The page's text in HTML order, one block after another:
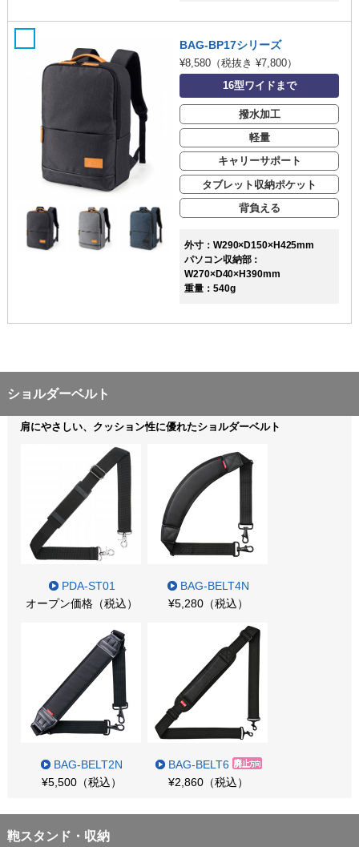
BAG-BP17シリーズ
¥8,580 （税抜き ¥7,800）
16型ワイドまで
撥水加工
軽量
キャリーサポート
タブレット収納ポケット
背負える
外寸：W290×D150×H425mm
パソコン収納部：
W270×D40×H390mm
重量：540g
ショルダーベルト
肩にやさしい、クッション性に優れたショルダーベルト
PDA-ST01
オープン価格（税込）
BAG-BELT4N
¥5,280（税込）
BAG-BELT2N
¥5,500（税込）
BAG-BELT6
¥2,860（税込）
鞄スタンド・収納